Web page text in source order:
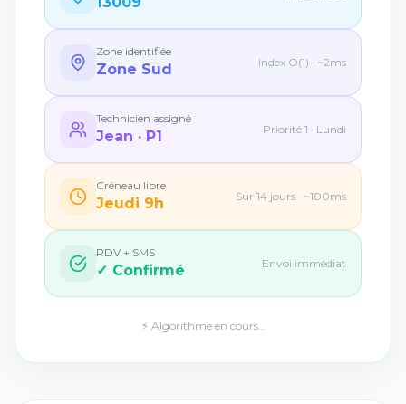
Zone identifiée
Zone Sud Index O(1) · ~2ms
Technicien assigné
Jean · P1 Priorité 1 · Lundi
Créneau libre
Jeudi 9h Sur 14 jours · ~100ms
RDV + SMS
✓ Confirmé Envoi immédiat
⚡ Algorithme en cours…